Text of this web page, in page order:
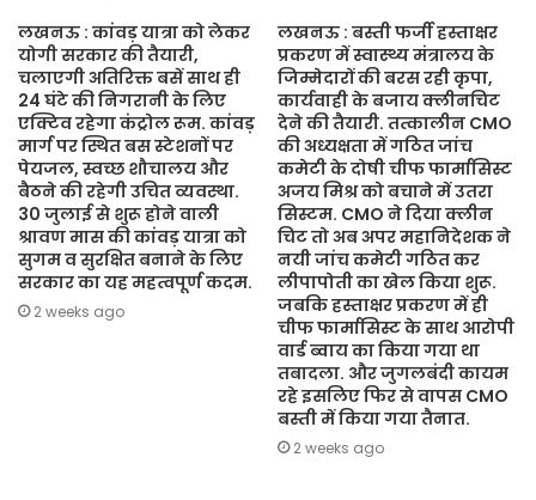
लखनऊ : कांवड़ यात्रा को लेकर
योगी सरकार की तैयारी,
चलाएगी अतिरिक्त बसें साथ ही
24 घंटे की निगरानी के लिए
एक्टिव रहेगा कंट्रोल रूम. कांवड़
मार्ग पर स्थित बस स्टेशनों पर
पेयजल, स्वच्छ शौचालय और
बैठने की रहेगी उचित व्यवस्था.
30 जुलाई से शुरू होने वाली
श्रावण मास की कांवड़ यात्रा को
सुगम व सुरक्षित बनाने के लिए
सरकार का यह महत्वपूर्ण कदम.
2 weeks ago
लखनऊ : बस्ती फर्जी हस्ताक्षर
प्रकरण में स्वास्थ्य मंत्रालय के
जिम्मेदारों की बरस रही कृपा,
कार्यवाही के बजाय क्लीनचिट
देने की तैयारी. तत्कालीन CMO
की अध्यक्षता में गठित जांच
कमेटी के दोषी चीफ फार्मासिस्ट
अजय मिश्र को बचाने में उतरा
सिस्टम. CMO ने दिया क्लीन
चिट तो अब अपर महानिदेशक ने
नयी जांच कमेटी गठित कर
लीपापोती का खेल किया शुरू.
जबकि हस्ताक्षर प्रकरण में ही
चीफ फार्मासिस्ट के साथ आरोपी
वार्ड ब्वाय का किया गया था
तबादला. और जुगलबंदी कायम
रहे इसलिए फिर से वापस CMO
बस्ती में किया गया तैनात.
2 weeks ago